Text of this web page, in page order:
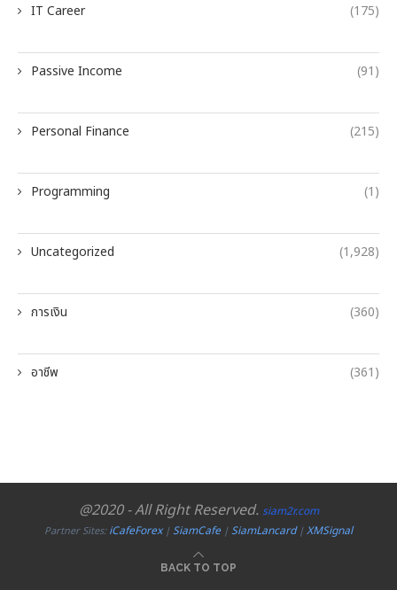
IT Career (175)
Passive Income (91)
Personal Finance (215)
Programming (1)
Uncategorized (1,928)
การเงิน (360)
อาชีพ (361)
@2020 - All Right Reserved. siam2r.com
Partner Sites:iCafeForex|SiamCafe|SiamLancard|XMSignal
BACK TO TOP